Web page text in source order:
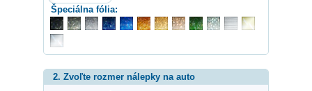
Špeciálna fólia:
2. Zvoľte rozmer nálepky na auto